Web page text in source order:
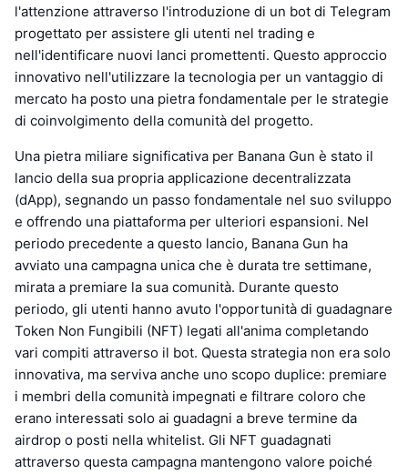
l'attenzione attraverso l'introduzione di un bot di Telegram
progettato per assistere gli utenti nel trading e
nell'identificare nuovi lanci promettenti. Questo approccio
innovativo nell'utilizzare la tecnologia per un vantaggio di
mercato ha posto una pietra fondamentale per le strategie
di coinvolgimento della comunità del progetto.
Una pietra miliare significativa per Banana Gun è stato il
lancio della sua propria applicazione decentralizzata
(dApp), segnando un passo fondamentale nel suo sviluppo
e offrendo una piattaforma per ulteriori espansioni. Nel
periodo precedente a questo lancio, Banana Gun ha
avviato una campagna unica che è durata tre settimane,
mirata a premiare la sua comunità. Durante questo
periodo, gli utenti hanno avuto l'opportunità di guadagnare
Token Non Fungibili (NFT) legati all'anima completando
vari compiti attraverso il bot. Questa strategia non era solo
innovativa, ma serviva anche uno scopo duplice: premiare
i membri della comunità impegnati e filtrare coloro che
erano interessati solo ai guadagni a breve termine da
airdrop o posti nella whitelist. Gli NFT guadagnati
attraverso questa campagna mantengono valore poiché